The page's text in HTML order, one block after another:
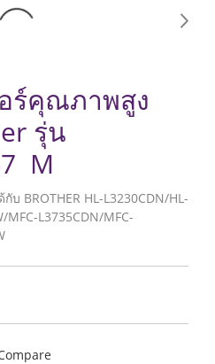
ร์คุณภาพสูง
รุ่น
M
BROTHER HL-L3230CDN/HL-
MFC-L3735CDN/MFC-